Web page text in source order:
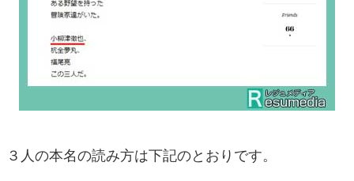
３人の本名の読み方は下記のとおりです。